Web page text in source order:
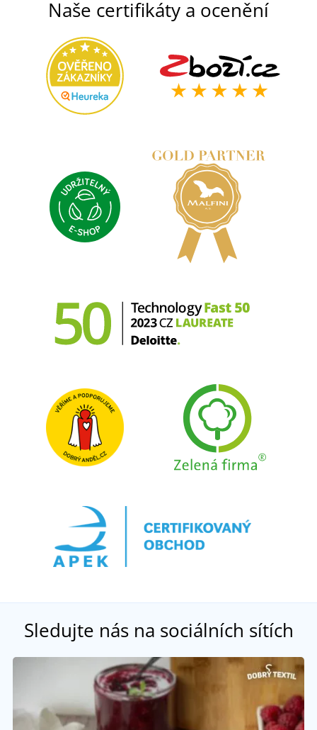
Naše certifikáty a ocenění
Sledujte nás na sociálních sítích